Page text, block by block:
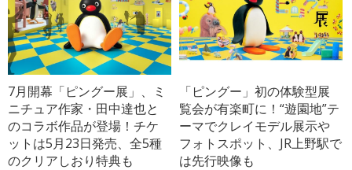
7月開幕「ピングー展」、ミ
ニチュア作家・田中達也と
のコラボ作品が登場！チケ
ットは5月23日発売、全5種
のクリアしおり特典も
「ピングー」初の体験型展
覧会が有楽町に！“遊園地”テ
ーマでクレイモデル展示や
フォトスポット、JR上野駅で
は先行映像も